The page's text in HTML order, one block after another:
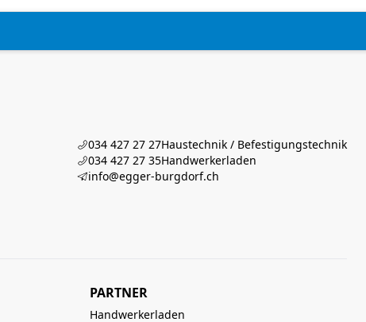
034 427 27 27Haustechnik / Befestigungstechnik
034 427 27 35Handwerkerladen
info@egger-burgdorf.ch
PARTNER
Handwerkerladen